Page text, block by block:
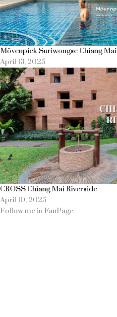
Mövenpick Suriwongse Chiang Mai
April 13, 2025
CROSS Chiang Mai Riverside
April 10, 2025
Follow me in FanPage